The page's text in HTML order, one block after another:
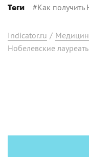
Теги #Как получить
Indicator.ru /
Нобелевские